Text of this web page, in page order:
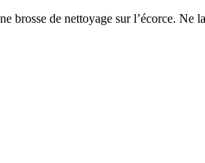
brosse de nettoyage sur l’écorce.